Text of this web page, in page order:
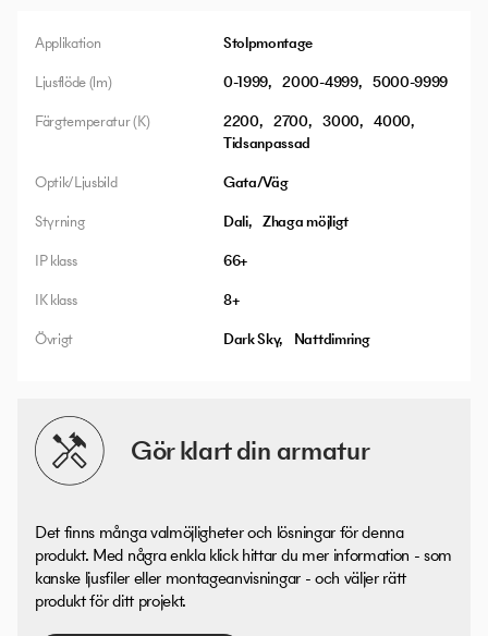
Applikation
Stolpmontage
Ljusflöde (lm)
0-1999 2000-4999
5000-9999
Färgtemperatur (K)
2200 2700 3000
4000
Tidsanpassad
Optik/Ljusbild
Gata/Väg
Styrning
Dali
Zhaga möjligt
IP klass
66+
IK klass
8+
Övrigt
Dark Sky Nattdimring
Gör klart din armatur
Det finns många valmöjligheter och lösningar för denna
produkt. Med några enkla klick hittar du mer information - som
kanske ljusfiler eller montageanvisningar - och väljer rätt
produkt för ditt projekt.